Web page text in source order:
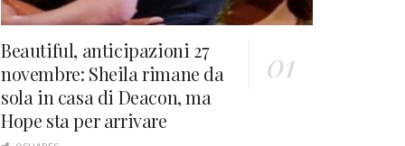
Beautiful, anticipazioni 27
novembre: Sheila rimane da
sola in casa di Deacon, ma
Hope sta per arrivare